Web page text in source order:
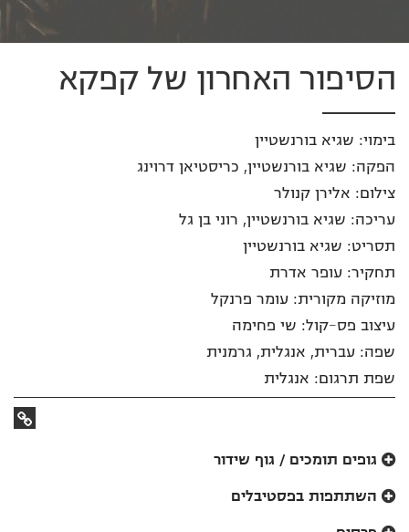
הסיפור האחרון של קפקא
בימוי: שגיא בורנשטיין
הפקה: שגיא בורנשטיין, כריסטיאן דרוינג
צילום: אלירן קנולר
עריכה: שגיא בורנשטיין, רוני בן גל
תסריט: שגיא בורנשטיין
תחקיר: עופר אדרת
מוזיקה מקורית: עומר פרנקל
עיצוב פס-קול: שי פחימה
שפה: עברית, אנגלית, גרמנית
שפת תרגום: אנגלית
קישור
גופים תומכים / גוף שידור
השתתפות בפסטיבלים